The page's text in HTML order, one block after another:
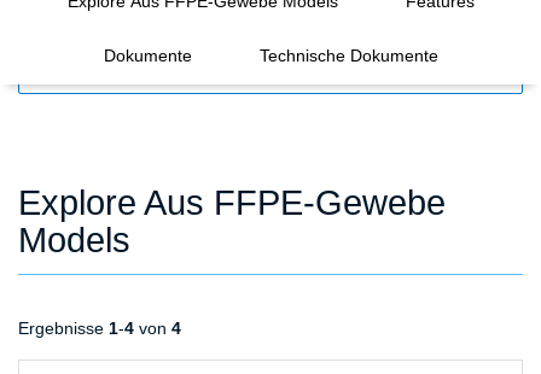
Dokumente Technische Dokumente
Explore Aus FFPE-Gewebe
Models
Ergebnisse 1-4 von 4